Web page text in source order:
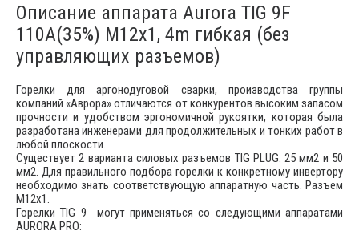
Описание аппарата Aurora TIG 9F
110A(35%) M12x1, 4m гибкая (без
управляющих разъемов)
Горелки для аргонодуговой сварки, производства группы
компаний «Аврора» отличаются от конкурентов высоким запасом
прочности и удобством эргономичной рукоятки, которая была
разработана инженерами для продолжительных и тонких работ в
любой плоскости.
Существует 2 варианта силовых разъемов TIG PLUG: 25 мм2 и 50
мм2. Для правильного подбора горелки к конкретному инвертору
необходимо знать соответствующую аппаратную часть. Разъем
М12х1.
Горелки TIG 9 могут применяться со следующими аппаратами
AURORA PRO: